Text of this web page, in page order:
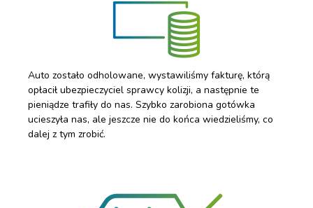
Auto zostało odholowane, wystawiliśmy fakturę, którą
opłacił ubezpieczyciel sprawcy kolizji, a następnie te
pieniądze trafiły do nas. Szybko zarobiona gotówka
ucieszyła nas, ale jeszcze nie do końca wiedzieliśmy, co
dalej z tym zrobić.